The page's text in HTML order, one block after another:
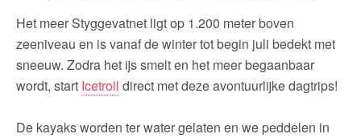
Het meer Styggevatnet ligt op 1.200 meter boven
zeeniveau en is vanaf de winter tot begin juli bedekt met
sneeuw. Zodra het ijs smelt en het meer begaanbaar
wordt, start Icetroll direct met deze avontuurlijke dagtrips!
De kayaks worden ter water gelaten en we peddelen in